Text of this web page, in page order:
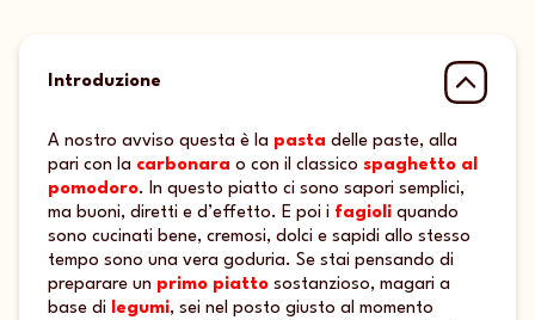
Introduzione
A nostro avviso questa è la pasta delle paste, alla
pari con la carbonara o con il classico spaghetto al
pomodoro. In questo piatto ci sono sapori semplici,
ma buoni, diretti e d’effetto. E poi i fagioli quando
sono cucinati bene, cremosi, dolci e sapidi allo stesso
tempo sono una vera goduria. Se stai pensando di
preparare un primo piatto sostanzioso, magari a
base di legumi, sei nel posto giusto al momento